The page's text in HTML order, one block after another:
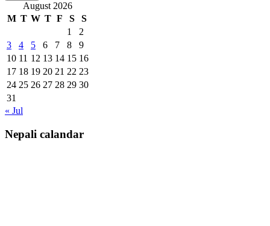
August 2026
M T W T F S
S
1
2
3
4 5 6 7 8
9
10 11 12 13 14 15 16
17 18 19 20 21 22 23
24 25 26 27 28 29 30
31
« Jul
Nepali calandar